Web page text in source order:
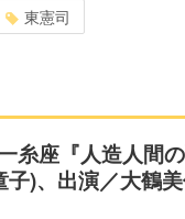
東憲司
糸座『人造人間
子)、出演／大鶴